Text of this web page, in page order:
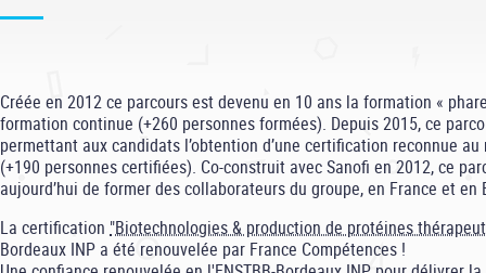
Créée en 2012 ce parcours est devenu en 10 ans la formation « phare
formation continue (+260 personnes formées). Depuis 2015, ce
permettant aux candidats l’obtention d’une certification reconnue
(+190 personnes certifiées). Co-construit avecSanofi en 2012, ce
aujourd’hui de former des collaborateurs du groupe, en France et en
La certification "Biotechnologies & production de protéines
Bordeaux INP a été renouvelée par France Compétences !